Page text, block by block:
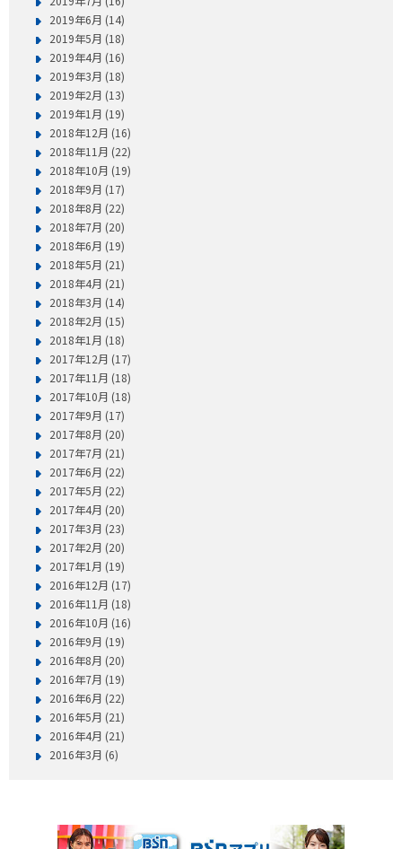
2019年6月 (14)
2019年5月 (18)
2019年4月 (16)
2019年3月 (18)
2019年2月 (13)
2019年1月 (19)
2018年12月 (16)
2018年11月 (22)
2018年10月 (19)
2018年9月 (17)
2018年8月 (22)
2018年7月 (20)
2018年6月 (19)
2018年5月 (21)
2018年4月 (21)
2018年3月 (14)
2018年2月 (15)
2018年1月 (18)
2017年12月 (17)
2017年11月 (18)
2017年10月 (18)
2017年9月 (17)
2017年8月 (20)
2017年7月 (21)
2017年6月 (22)
2017年5月 (22)
2017年4月 (20)
2017年3月 (23)
2017年2月 (20)
2017年1月 (19)
2016年12月 (17)
2016年11月 (18)
2016年10月 (16)
2016年9月 (19)
2016年8月 (20)
2016年7月 (19)
2016年6月 (22)
2016年5月 (21)
2016年4月 (21)
2016年3月 (6)